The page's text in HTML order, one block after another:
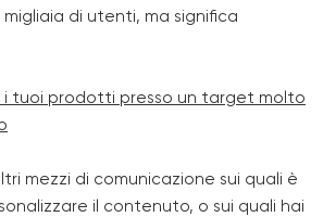
di utenti, ma significa
i tuoi prodotti presso un target molto
mezzi di comunicazione sui quali è
il contenuto, o sui quali hai